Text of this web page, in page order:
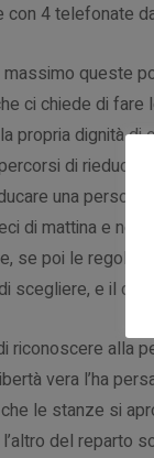
4 telefonate
queste
ci chiede di
propria dignità di
di
una
di mattina e
se poi le regole
scegliere, e il
riconoscere alla
vera l’ha
le stanze si
del reparto